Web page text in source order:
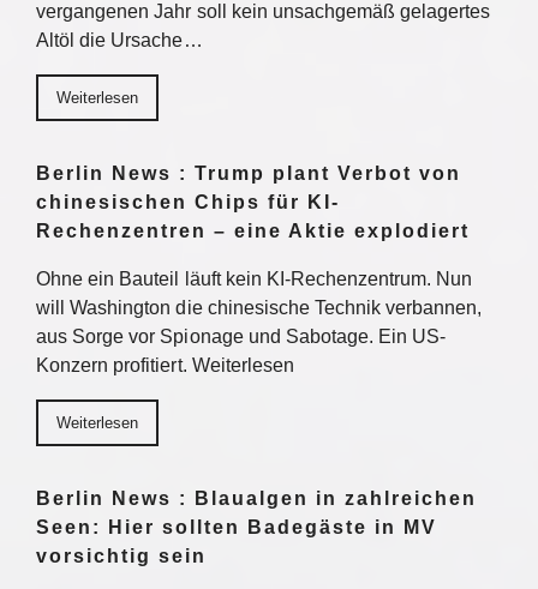
vergangenen Jahr soll kein unsachgemäß gelagertes
Altöl die Ursache…
Weiterlesen
Berlin News : Trump plant Verbot von
chinesischen Chips für KI-
Rechenzentren – eine Aktie explodiert
Ohne ein Bauteil läuft kein KI-Rechenzentrum. Nun
will Washington die chinesische Technik verbannen,
aus Sorge vor Spionage und Sabotage. Ein US-
Konzern profitiert. Weiterlesen
Weiterlesen
Berlin News : Blaualgen in zahlreichen
Seen: Hier sollten Badegäste in MV
vorsichtig sein